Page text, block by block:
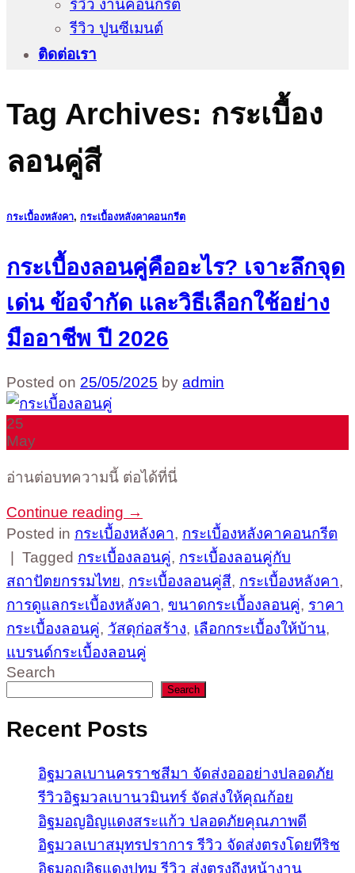
รีวิว งานคอนกรีต
รีวิว ปูนซีเมนต์
ติดต่อเรา
Tag Archives: กระเบื้อง
ลอนคู่สี
กระเบื้องหลังคา, กระเบื้องหลังคาคอนกรีต
กระเบื้องลอนคู่คืออะไร? เจาะลึกจุด
เด่น ข้อจำกัด และวิธีเลือกใช้อย่าง
มืออาชีพ ปี 2026
Posted on 25/05/2025 by admin
25
May
อ่านต่อบทความนี้ ต่อได้ที่นี่
Continue reading →
Posted in กระเบื้องหลังคา, กระเบื้องหลังคาคอนกรีต
Tagged กระเบื้องลอนคู่, กระเบื้องลอนคู่กับ
สถาปัตยกรรมไทย, กระเบื้องลอนคู่สี, กระเบื้องหลังคา,
การดูแลกระเบื้องหลังคา, ขนาดกระเบื้องลอนคู่, ราคา
กระเบื้องลอนคู่, วัสดุก่อสร้าง, เลือกกระเบื้องให้บ้าน,
แบรนด์กระเบื้องลอนคู่
Search
Search
Recent Posts
อิฐมวลเบานครราชสีมา จัดส่งอออย่างปลอดภัย
รีวิวอิฐมวลเบานวมินทร์ จัดส่งให้คุณก้อย
อิฐมอญอิญแดงสระแก้ว ปลอดภัยคุณภาพดี
อิฐมวลเบาสมุทรปราการ รีวิว จัดส่งตรงโดยทีริช
อิฐมอญอิฐแดงปทุม รีวิว ส่งตรงถึงหน้างาน